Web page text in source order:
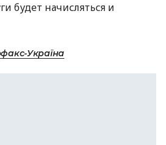
будет начисляться и
Україна